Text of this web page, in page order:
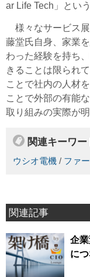
ar Life Tech」とい
様々なサービス展
藤堂氏自身、家業
わった経験を持ち
きることは限られ
ことで社内の人材
ことで外部の有能
取り組みの実際が
関連キーワー
ウシオ電機 / ファ
関連記事
企
に